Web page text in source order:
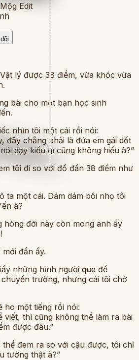
Edit
lý được 38 điểm, vừa khóc vừa
bài cho một bạn học sinh
nhìn tôi một cái rồi nói:
đây chẳng phải là đứa em gái dốt
dạy kiểu gì cũng không hiểu à?”
tôi đi so với đồ đần 38 điểm như
ta một cái. Dám dám bôi nhọ tôi
à?
hòng đời này còn mong anh ấy
đần ấy.
những hình người que để
trường, nhưng cái tôi chờ
ho một tiếng rồi nói:
viết, thì cũng không thể làm ra bài
được đâu.”
thể đem ra so với cậu được, tôi chỉ
tưởng thật à?”